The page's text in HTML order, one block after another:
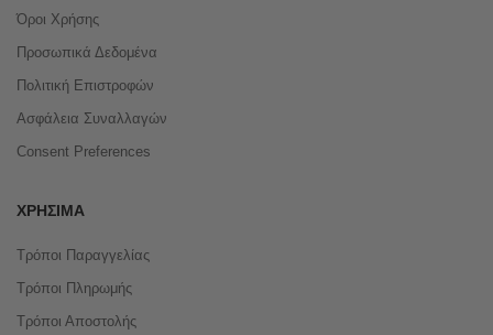
Όροι Χρήσης
Προσωπικά Δεδομένα
Πολιτική Επιστροφών
Ασφάλεια Συναλλαγών
Consent Preferences
ΧΡΉΣΙΜΑ
Τρόποι Παραγγελίας
Τρόποι Πληρωμής
Τρόποι Αποστολής